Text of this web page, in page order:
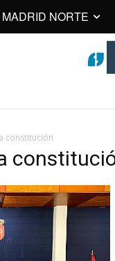
MADRID NORTE
constitución